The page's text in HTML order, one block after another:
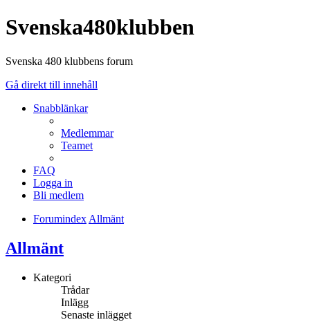
Svenska480klubben
Svenska 480 klubbens forum
Gå direkt till innehåll
Snabblänkar
Medlemmar
Teamet
FAQ
Logga in
Bli medlem
Forumindex Allmänt
Allmänt
Kategori
Trådar
Inlägg
Senaste inlägget